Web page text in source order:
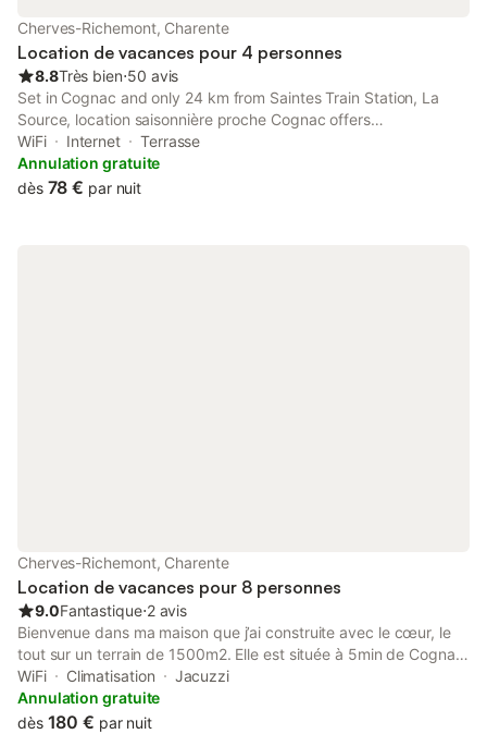
Cherves-Richemont, Charente
Location de vacances pour 4 personnes
8.8Très bien⋅50 avis
Set in Cognac and only 24 km from Saintes Train Station, La
Source, location saisonnière proche Cognac offers
accommodation with garden views, free WiFi and free private
parking.
WiFi Internet
Terrasse
Annulation gratuite
dès 78 € par nuit
Cherves-Richemont, Charente
Location de vacances pour 8 personnes
9.0Fantastique⋅2 avis
Bienvenue dans ma maison que j’ai construite avec le cœur, le
tout sur un terrain de 1500m2. Elle est située à 5min de Cognac
dans un petit village très calme qui s’appelle Richemont. Vous
profiterez d’une magnifique vue sur les bois pour vous
ressourcer. Elle peut accueillir 8 adultes. Le logement : UNE
WiFi Climatisation
Jacuzzi
Annulation gratuite
dès 180 € par nuit